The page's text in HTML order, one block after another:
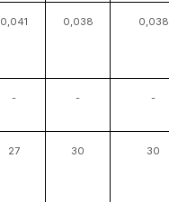
0,041 0,038 0,038
- - -
27 30 30